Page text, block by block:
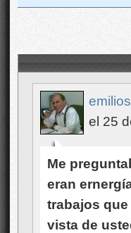
el 25
Me
eran
trabajos
vista de